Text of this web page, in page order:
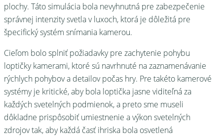
plochy. Táto simulácia bola nevyhnutná pre zabezpečenie
správnej intenzity svetla v luxoch, ktorá je dôležitá pre
špecifický systém snímania kamerou.
Cieľom bolo splniť požiadavky pre zachytenie pohybu
loptičky kamerami, ktoré sú navrhnuté na zaznamenávanie
rýchlych pohybov a detailov počas hry. Pre takéto kamerové
systémy je kritické, aby bola loptička jasne viditeľná za
každých svetelných podmienok, a preto sme museli
dôkladne prispôsobiť umiestnenie a výkon svetelných
zdrojov tak, aby každá časť ihriska bola osvetlená